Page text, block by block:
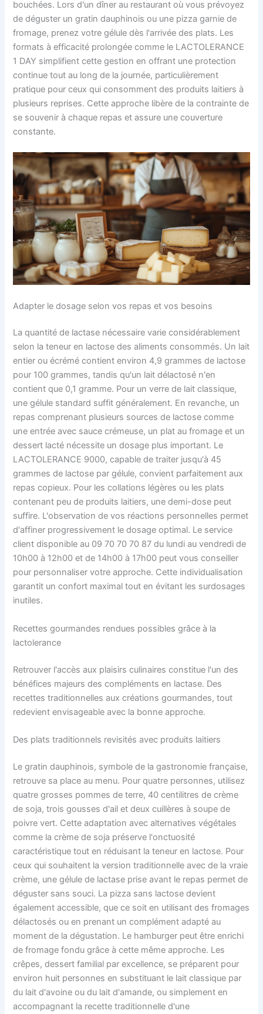
bouchées. Lors d'un dîner au restaurant où vous prévoyez
de déguster un gratin dauphinois ou une pizza garnie de
fromage, prenez votre gélule dès l'arrivée des plats. Les
formats à efficacité prolongée comme le LACTOLERANCE
1 DAY simplifient cette gestion en offrant une protection
continue tout au long de la journée, particulièrement
pratique pour ceux qui consomment des produits laitiers à
plusieurs reprises. Cette approche libère de la contrainte de
se souvenir à chaque repas et assure une couverture
constante.
Adapter le dosage selon vos repas et vos besoins
La quantité de lactase nécessaire varie considérablement
selon la teneur en lactose des aliments consommés. Un lait
entier ou écrémé contient environ 4,9 grammes de lactose
pour 100 grammes, tandis qu'un lait délactosé n'en
contient que 0,1 gramme. Pour un verre de lait classique,
une gélule standard suffit généralement. En revanche, un
repas comprenant plusieurs sources de lactose comme
une entrée avec sauce crémeuse, un plat au fromage et un
dessert lacté nécessite un dosage plus important. Le
LACTOLERANCE 9000, capable de traiter jusqu'à 45
grammes de lactose par gélule, convient parfaitement aux
repas copieux. Pour les collations légères ou les plats
contenant peu de produits laitiers, une demi-dose peut
suffire. L'observation de vos réactions personnelles permet
d'affiner progressivement le dosage optimal. Le service
client disponible au 09 70 70 70 87 du lundi au vendredi de
10h00 à 12h00 et de 14h00 à 17h00 peut vous conseiller
pour personnaliser votre approche. Cette individualisation
garantit un confort maximal tout en évitant les surdosages
inutiles.
Recettes gourmandes rendues possibles grâce à la
lactolerance
Retrouver l'accès aux plaisirs culinaires constitue l'un des
bénéfices majeurs des compléments en lactase. Des
recettes traditionnelles aux créations gourmandes, tout
redevient envisageable avec la bonne approche.
Des plats traditionnels revisités avec produits laitiers
Le gratin dauphinois, symbole de la gastronomie française,
retrouve sa place au menu. Pour quatre personnes, utilisez
quatre grosses pommes de terre, 40 centilitres de crème
de soja, trois gousses d'ail et deux cuillères à soupe de
poivre vert. Cette adaptation avec alternatives végétales
comme la crème de soja préserve l'onctuosité
caractéristique tout en réduisant la teneur en lactose. Pour
ceux qui souhaitent la version traditionnelle avec de la vraie
crème, une gélule de lactase prise avant le repas permet de
déguster sans souci. La pizza sans lactose devient
également accessible, que ce soit en utilisant des fromages
délactosés ou en prenant un complément adapté au
moment de la dégustation. Le hamburger peut être enrichi
de fromage fondu grâce à cette même approche. Les
crêpes, dessert familial par excellence, se préparent pour
environ huit personnes en substituant le lait classique par
du lait d'avoine ou du lait d'amande, ou simplement en
accompagnant la recette traditionnelle d'une